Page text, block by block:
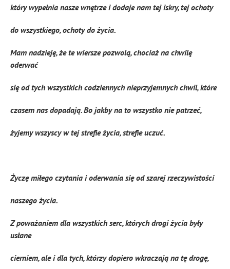
który wypełnia nasze wnętrze i dodaje nam tej iskry, tej ochoty
do wszystkiego, ochoty do życia.
Mam nadzieję, że te wiersze pozwolą, chociaż na chwilę
oderwać
się od tych wszystkich codziennych nieprzyjemnych chwil, które
czasem nas dopadają. Bo jakby na to wszystko nie patrzeć,
żyjemy wszyscy w tej strefie życia, strefie uczuć.
Życzę miłego czytania i oderwania się od szarej rzeczywistości
naszego życia.
Z poważaniem dla wszystkich serc, których drogi życia były
usłane
cierniem, ale i dla tych, którzy dopiero wkraczają na tę drogę,